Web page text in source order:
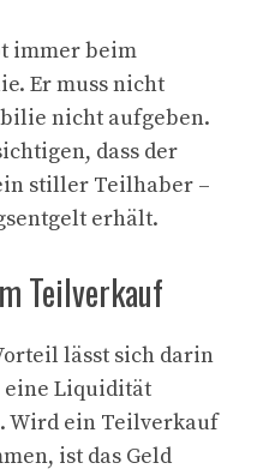
immer beim
Er muss nicht
nicht aufgeben.
dass der
stiller Teilhaber –
erhält.
Teilverkauf
lässt sich darin
eine Liquidität
Wird ein Teilverkauf
ist das Geld